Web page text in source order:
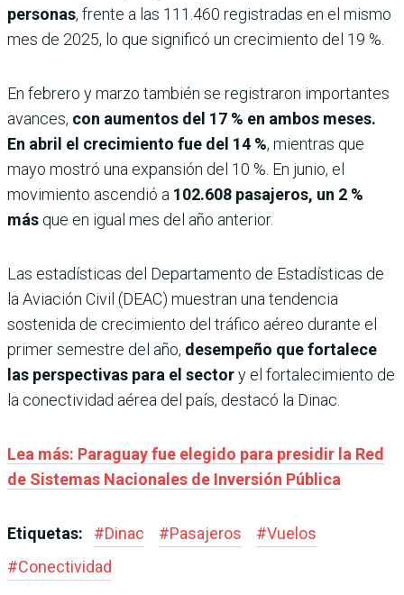
personas, frente a las 111.460 registradas en el mismo
mes de 2025, lo que significó un crecimiento del 19 %.
En febrero y marzo también se registraron importantes
avances, con aumentos del 17 % en ambos meses.
En abril el crecimiento fue del 14 %, mientras que
mayo mostró una expansión del 10 %. En junio, el
movimiento ascendió a 102.608 pasajeros, un 2 %
más que en igual mes del año anterior.
Las estadísticas del Departamento de Estadísticas de
la Aviación Civil (DEAC) muestran una tendencia
sostenida de crecimiento del tráfico aéreo durante el
primer semestre del año, desempeño que fortalece
las perspectivas para el sectory el fortalecimiento de
la conectividad aérea del país, destacó la Dinac.
Lea más: Paraguay fue elegido para presidir la Red
de Sistemas Nacionales de Inversión Pública
Etiquetas: #Dinac #Pasajeros #Vuelos
#Conectividad